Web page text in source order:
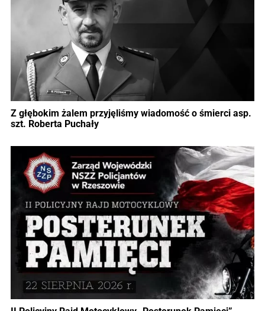
Z głębokim żalem przyjęliśmy wiadomość o śmierci asp.
szt. Roberta Puchały